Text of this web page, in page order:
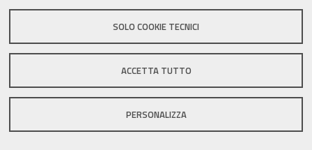
SOLO COOKIE TECNICI
ACCETTA TUTTO
PERSONALIZZA
Privacy policy|DPO|Accessibilità